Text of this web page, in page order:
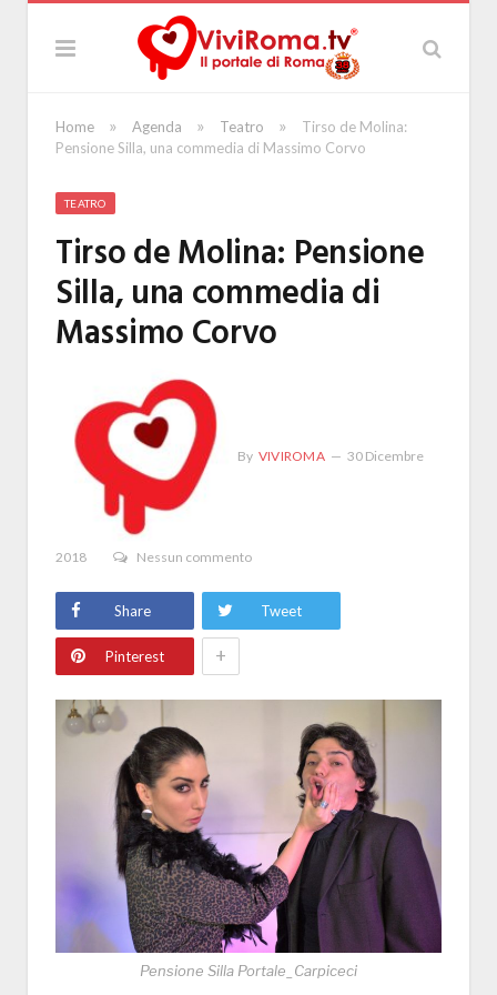
Home » Agenda » Teatro »
Tirso de Molina:
Pensione Silla, una commedia di Massimo Corvo
TEATRO
Tirso de Molina: Pensione
Silla, una commedia di
Massimo Corvo
By VIVIROMA 30 Dicembre
2018 Nessun commento
Share Tweet
Pinterest +
Pensione Silla Portale_Carpiceci